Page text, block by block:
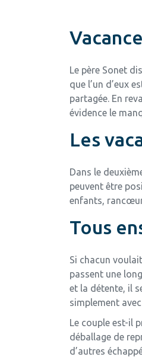
Le père Sonet
que l’un d’eux
partagée. En
évidence le
Les
Dans le
peuvent être
enfants,
Tous
Si chacun
passent une
et la détente, il
simplement
Le couple est-il
déballage de
d’autres